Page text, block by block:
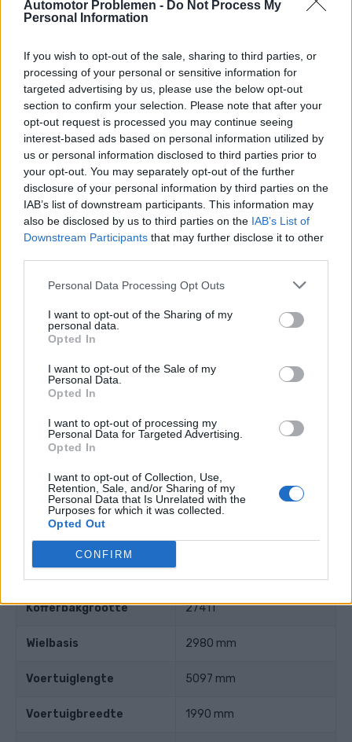
Automotor Problemen - Do Not Process My
Personal Information
If you wish to opt-out of the sale, sharing to third parties, or
processing of your personal or sensitive information for
targeted advertising by us, please use the below opt-out
section to confirm your selection. Please note that after your
opt-out request is processed you may continue seeing
interest-based ads based on personal information utilized by
us or personal information disclosed to third parties prior to
your opt-out. You may separately opt-out of the further
disclosure of your personal information by third parties on the
IAB’s list of downstream participants. This information may
also be disclosed by us to third parties on the IAB’s List of
Downstream Participants that may further disclose it to other
Personal Data Processing Opt Outs
I want to opt-out of the Sharing of my
personal data.
Opted In
I want to opt-out of the Sale of my
Personal Data.
Opted In
I want to opt-out of processing my
Personal Data for Targeted Advertising.
Opted In
I want to opt-out of Collection, Use,
Retention, Sale, and/or Sharing of my
Personal Data that Is Unrelated with the
Purposes for which it was collected.
Opted Out
CONFIRM
Maximaal toerental
Motor en transmissie
Motorpositie Voor, dwars
Drijfveer Voorwielaandrijving
Overdragen 8-speed automatisch
Superladen Niet-supercharged
Aantal kleppen per
4
Boring diameter
Zuigerslag 96.4 mm
Andere gegevens
Gewicht 2007 kg
Aantal deuren 5
aantal zitplaatsen
Kofferbakgrootte 2741 l
Wielbasis 2980 mm
Voertuiglengte 5097 mm
Voertuigbreedte 1990 mm